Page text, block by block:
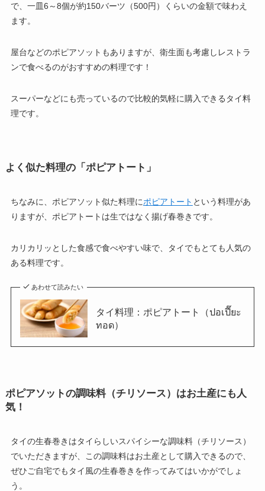
で、一皿6～8個が約150バーツ（500円）くらいの金額で味わえ
ます。
屋台などのポピアソットもありますが、衛生面も考慮しレストラ
ンで食べるのがおすすめの料理です！
スーパーなどにも売っているので比較的気軽に購入できるタイ料
理です。
よく似た料理の「ポピアトート」
ちなみに、ポピアソット似た料理にポピアトート という料理があ
りますが、ポピアトートは生ではなく揚げ春巻きです。
カリカリッとした食感で食べやすい味で、タイでもとても人気の
ある料理です。
あわせて読みたい
タイ料理：ポピアトート（ปอเปี๊ยะ
ทอด）
ポピアソットの調味料（チリソース）はお土産にも人
気！
タイの生春巻きはタイらしいスパイシーな調味料（チリソース）
でいただきますが、この調味料はお土産として購入できるので、
ぜひご自宅でもタイ風の生春巻きを作ってみてはいかがでしょ
う。